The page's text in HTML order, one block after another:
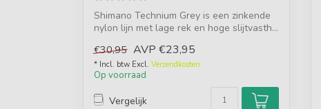
Shimano Technium Grey is een zinkende
nylon lijn met lage rek en hoge slijtvasth...
€30,95 AVP €23,95
* Incl. btw Excl. Verzendkosten
Op voorraad
Vergelijk